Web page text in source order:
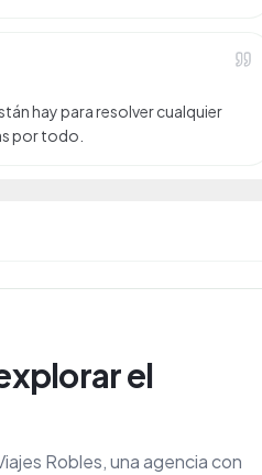
hay para resolver cualquier
por todo.
el
Robles, una agencia con